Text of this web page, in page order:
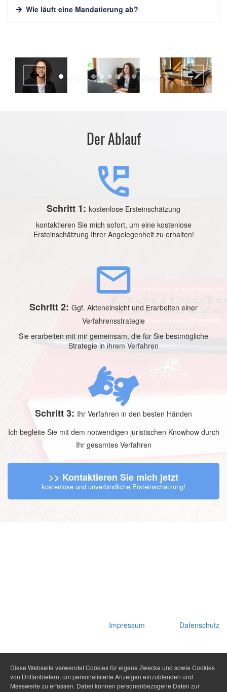
Wie läuft eine Mandatierung ab?
Der Ablauf
Schritt 1: kostenlose Ersteinschätzung
kontaktieren Sie mich sofort, um eine kostenlose
Ersteinschätzung Ihrer Angelegenheit zu erhalten!
Schritt 2: Ggf. Akteneinsicht und Erarbeiten einer
Verfahrensstrategie
Sie erarbeiten mit mir gemeinsam, die für Sie bestmögliche
Strategie in ihrem Verfahren
Schritt 3: Ihr Verfahren in den besten Händen
Ich begleite Sie mit dem notwendigen juristischen Knowhow durch
Ihr gesamtes Verfahren
>> Kontaktieren Sie mich jetzt
kostenlose und unverbindliche Ersteinschätzung!
Impressum Datenschutz
Diese Webseite verwendet Cookies für eigene Zwecke und sowie Cookies
von Drittanbietern, um personalisierte Anzeigen einzublenden und
Messwerte zu erfassen. Dabei können personenbezogene Daten zur